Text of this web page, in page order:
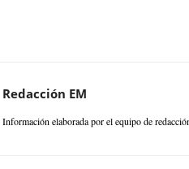
Redacción EM
Información elaborada por el equipo de